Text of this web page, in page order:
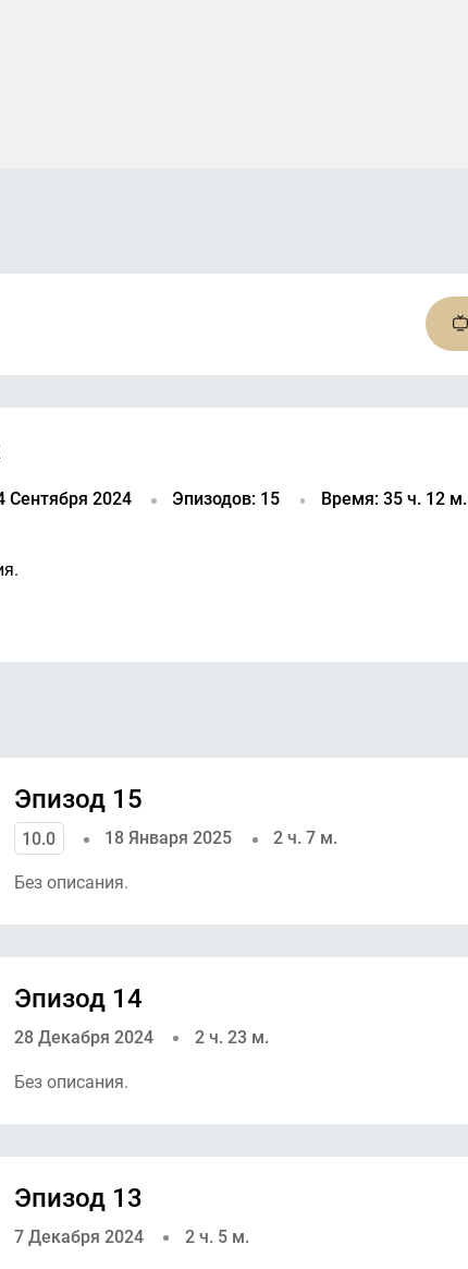
Сентября 2024 Эпизодов: 15 Время: 35 ч. 12 м.
Эпизод 15
10.0 18 Января 2025 2 ч. 7 м.
Без описания.
Эпизод 14
28 Декабря 2024 2 ч. 23 м.
Без описания.
Эпизод 13
7 Декабря 2024 2 ч. 5 м.